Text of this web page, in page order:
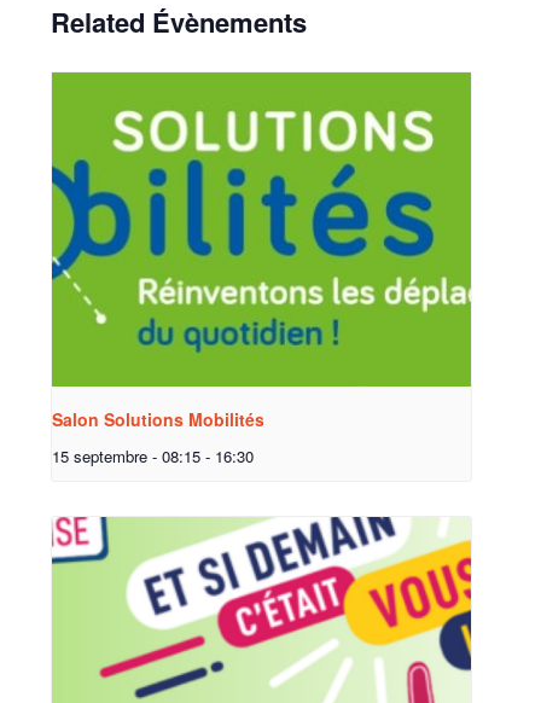
Related Évènements
Salon Solutions Mobilités
15 septembre - 08:15 - 16:30